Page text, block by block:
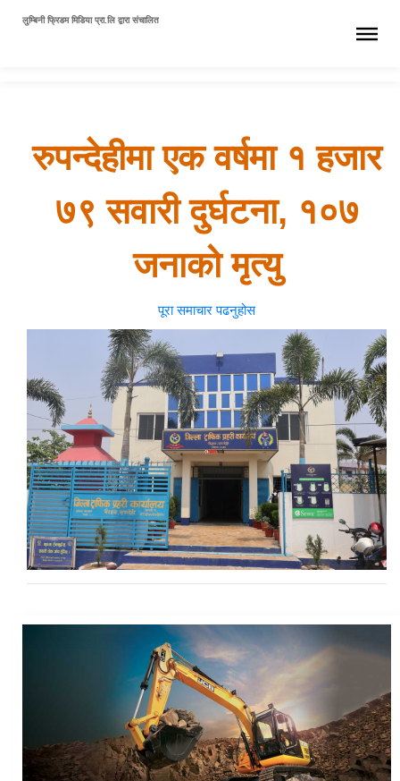
लुम्बिनी फ्रिडम मिडिया प्रा.लि द्वारा संचालित
रुपन्देहीमा एक वर्षमा १ हजार
७९ सवारी दुर्घटना, १०७
जनाको मृत्यु
पूरा समाचार पढनुहोस